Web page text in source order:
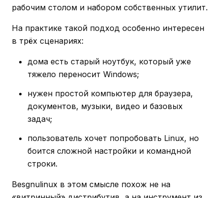
рабочим столом и набором собственных утилит.
На практике такой подход особенно интересен
в трёх сценариях:
дома есть старый ноутбук, который уже
тяжело переносит Windows;
нужен простой компьютер для браузера,
документов, музыки, видео и базовых
задач;
пользователь хочет попробовать Linux, но
боится сложной настройки и командной
строки.
Besgnulinux в этом смысле похож не на